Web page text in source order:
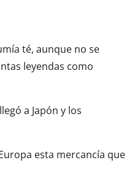
té, aunque no se
leyendas como
a Japón y los
esta mercancía que